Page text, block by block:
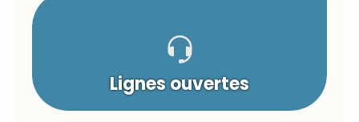
Lignes ouvertes